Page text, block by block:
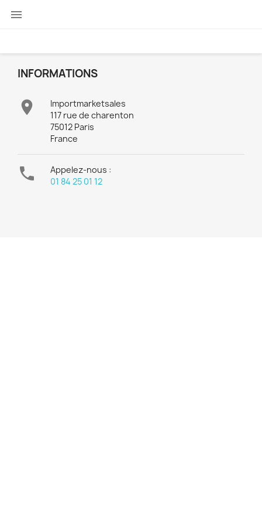

INFORMATIONS

Importmarketsales
117 rue de charenton
75012 Paris
France

Appelez-nous :
01 84 25 01 12